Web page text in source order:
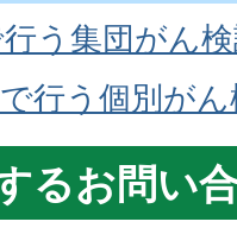
う集団がん
行う個別が
るお問い